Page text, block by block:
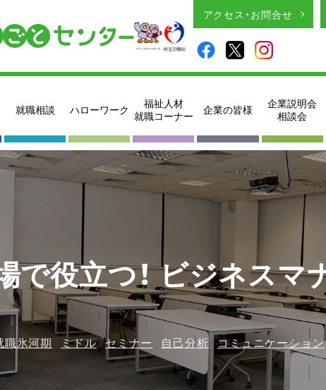
アクセス・お問合せ
就職相談 ハローワーク
福祉人材
就職コーナー
企業の皆様
企業説明会
相談会
で役立つ！ ビジネスマ
職氷河期 ミドル セミナー 自己分析 コミュニケーション